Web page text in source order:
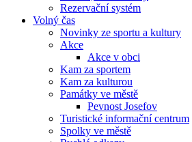
Rezervační systém
Volný čas
Novinky ze sportu a kultury
Akce
Akce v obci
Kam za sportem
Kam za kulturou
Památky ve městě
Pevnost Josefov
Turistické informační centrum
Spolky ve městě